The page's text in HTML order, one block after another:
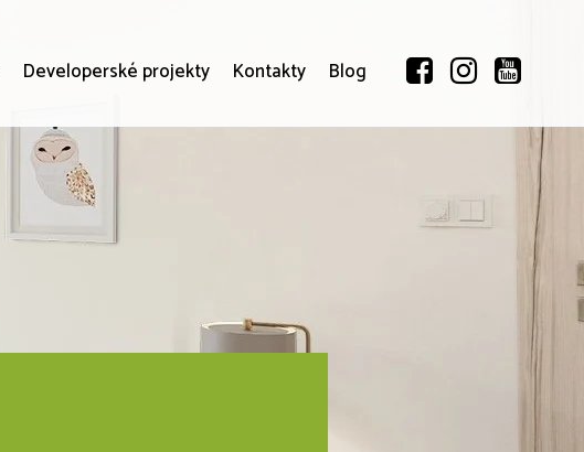
Developerské projekty Kontakty Blog